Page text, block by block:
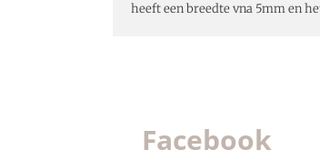
heeft een breedte vna 5mm en
Facebook